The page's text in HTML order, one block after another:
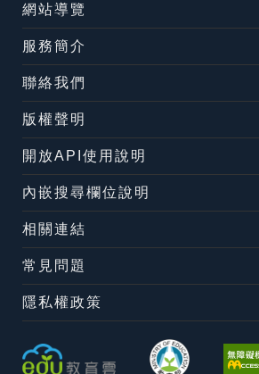
網站導覽
服務簡介
聯絡我們
版權聲明
開放API使用說明
內嵌搜尋欄位說明
相關連結
常見問題
隱私權政策